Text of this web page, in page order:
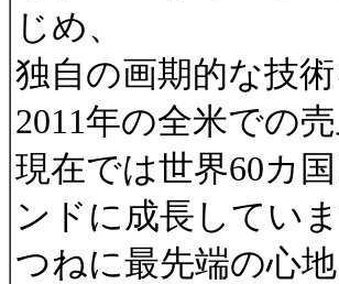
じめ、
独自の画期的な技
2011年の全米での
現在では世界60カ
ンドに成長していま
つねに最先端の心